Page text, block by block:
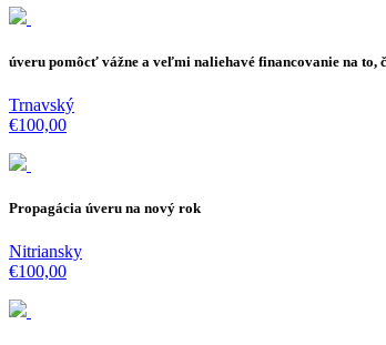
úveru pomôcť vážne a veľmi naliehavé financovanie na to,
Trnavský
€100,00
Propagácia úveru na nový rok
Nitriansky
€100,00